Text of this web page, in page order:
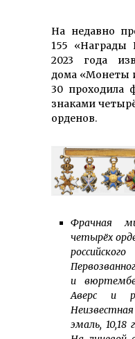
На недавно
155 «Награды
2023 года
дома «Монеты
30 проходила
знаками
орденов.
Фрачная
четырёх
и
Аверс и
эмаль, 10,18